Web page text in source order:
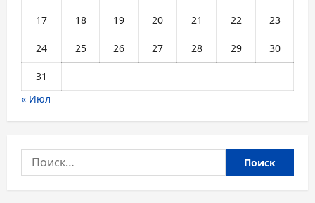
17 18 19 20 21 22 23
24 25 26 27 28 29 30
31
« Июл
Найти: